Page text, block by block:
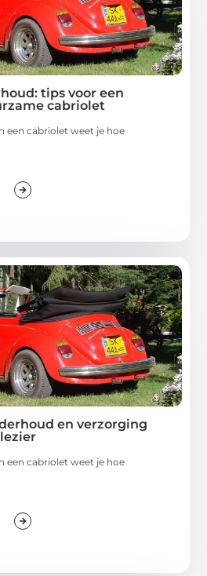
tips voor een
cabriolet
een cabriolet weet je hoe
en verzorging
een cabriolet weet je hoe